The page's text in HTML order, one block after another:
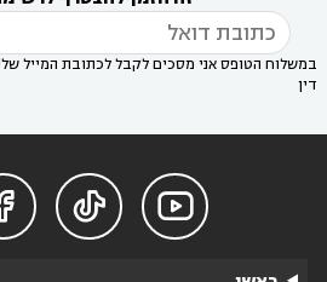
במשלוח הטופס אני מסכים לקבל לכתובת המייל
דין

